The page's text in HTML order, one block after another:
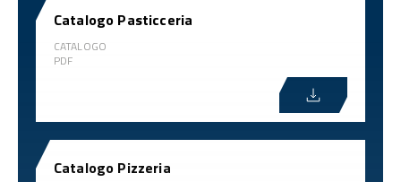
Catalogo Pasticceria
CATALOGO
PDF
Catalogo Pizzeria